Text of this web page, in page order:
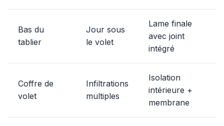
Bas du
tablier
Jour sous
le volet
Lame finale
avec joint
intégré
Coffre de
volet
Infiltrations
multiples
Isolation
intérieure +
membrane